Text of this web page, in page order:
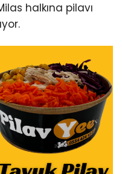
halkına pilavı